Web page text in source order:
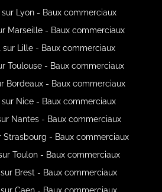
Lyon - Baux commerciaux
Marseille - Baux commerciaux
sur Lille - Baux commerciaux
Toulouse - Baux commerciaux
Bordeaux - Baux commerciaux
sur Nice - Baux commerciaux
Nantes - Baux commerciaux
Strasbourg - Baux commerciaux
Toulon - Baux commerciaux
Brest - Baux commerciaux